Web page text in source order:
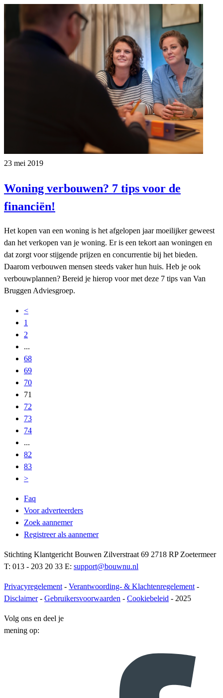
23 mei 2019
Woning verbouwen? 7 tips voor de
financiën!
Het kopen van een woning is het afgelopen jaar moeilijker geweest
dan het verkopen van je woning. Er is een tekort aan woningen en
dat zorgt voor stijgende prijzen en concurrentie bij het bieden.
Daarom verbouwen mensen steeds vaker hun huis. Heb je ook
verbouwplannen? Bereid je hierop voor met deze 7 tips van Van
Bruggen Adviesgroep.
<
1
2
...
68
69
70
71
72
73
74
...
82
83
>
Faq
Voor adverteerders
Zoek aannemer
Registreer als aannemer
Stichting Klantgericht Bouwen Zilverstraat 69 2718 RP Zoetermeer
T: 013 - 203 20 33 E: support@bouwnu.nl
Privacyregelement- Verantwoording- & Klachtenregelement-
Disclaimer- Gebruikersvoorwaarden - Cookiebeleid - 2025
Volg ons en deel je
mening op: